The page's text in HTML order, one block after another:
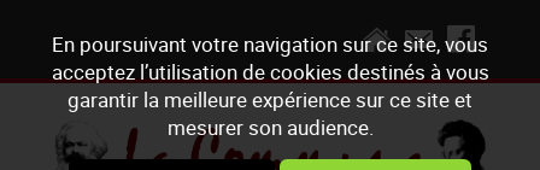
En poursuivant votre navigation sur ce site, vous
acceptez l’utilisation de cookies destinés à vous
garantir la meilleure expérience sur ce site et
mesurer son audience.